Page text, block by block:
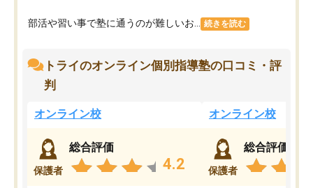
部活や習い事で塾に通うのが難しいお... 続きを読む
トライのオンライン個別指導塾の口コミ・評
判
オンライン校
保護者
総合評価
4.2
オンライン校
保護者
総合評価